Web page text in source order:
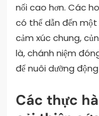
nối cao hơn. Các
có thể dẫn đến
cảm xúc chung,
là, chánh niệm
để nuôi dưỡng
Các thực